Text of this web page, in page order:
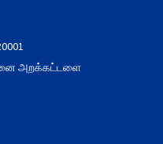
அறக்கட்டளை